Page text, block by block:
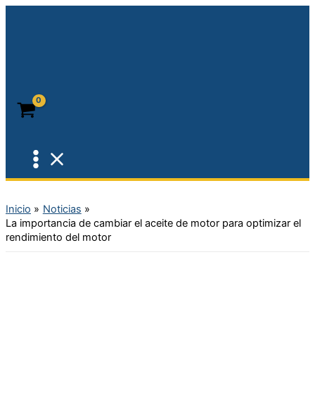
Ir
Inicio
Noticias
La importancia de cambiar el aceite de motor para optimizar el
rendimiento del motor